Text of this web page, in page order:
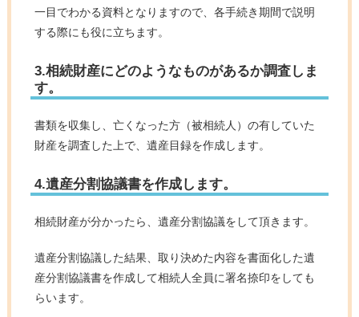
一目でわかる資料となりますので、各手続き期間で説明
する際にも役に立ちます。
3.相続財産にどのようなものがあるか調査しま
す。
書類を収集し、亡くなった方（被相続人）の有していた
財産を調査した上で、遺産目録を作成します。
4.遺産分割協議書を作成します。
相続財産が分かったら、遺産分割協議をして頂きます。
遺産分割協議した結果、取り決めた内容を書面化した遺
産分割協議書を作成して相続人全員に署名捺印をしても
らいます。